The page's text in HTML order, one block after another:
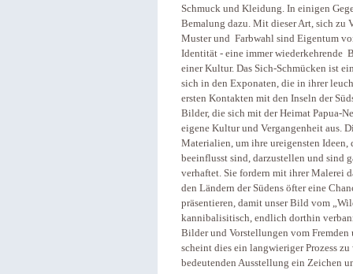
Schmuck und Kleidung. In einigen
Bemalung dazu. Mit dieser Art, sich zu
Muster und Farbwahl sind Eigentum
Identität - eine immer wiederkehrende
einer Kultur. Das Sich-Schmücken ist
sich in den Exponaten, die in ihrer
ersten Kontakten mit den Inseln der
Bilder, die sich mit der Heimat Papua-
eigene Kultur und Vergangenheit aus.
Materialien, um ihre ureigensten
beeinflusst sind, darzustellen und sind
verhaftet. Sie fordern mit ihrer Malerei
den Ländern der Südens öfter eine
präsentieren, damit unser Bild vom
kannibalisitisch, endlich dorthin
Bilder und Vorstellungen vom Fremden
scheint dies ein langwieriger Prozess zu
bedeutenden Ausstellung ein Zeichen